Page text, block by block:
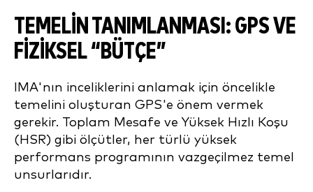
TEMELİN TANIMLANMASI: GPS VE
FİZİKSEL “BÜTÇE”
IMA'nın inceliklerini anlamak için öncelikle
temelini oluşturan GPS'e önem vermek
gerekir. Toplam Mesafe ve Yüksek Hızlı Koşu
(HSR) gibi ölçütler, her türlü yüksek
performans programının vazgeçilmez temel
unsurlarıdır.